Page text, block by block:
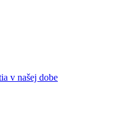
v našej dobe